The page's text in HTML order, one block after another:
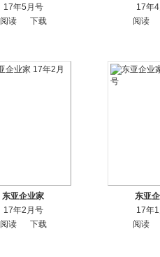
17年5月号
阅读
下载
17年
阅读
东亚企业家
17年2月号
阅读
下载
东亚
17年
阅读